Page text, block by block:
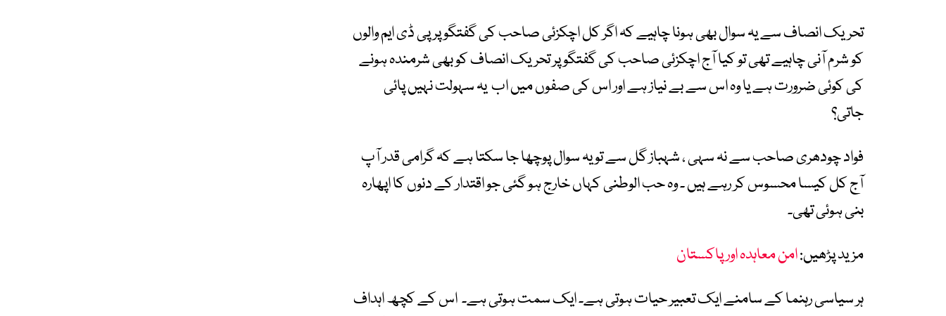
تحریک انصاف سے یہ سوال بھی ہونا چاہیے کہ اگر کل اچکزئی صاحب کی گفتگو پر پی ڈی ایم والوں
کو شرم آنی چاہیے تھی تو کیا آج اچکزئی صاحب کی گفتگو پر تحریک انصاف کو بھی شرمندہ ہونے
کی کوئی ضرورت ہے یا وہ اس سے بے نیاز ہے اور اس کی صفوں میں اب یہ سہولت نہیں پائی
جاتی؟
فواد چودھری صاحب سے نہ سہی ، شہباز گل سے تو یہ سوال پوچھا جا سکتا ہے کہ گرامی قدر آپ
آج کل کیسا محسوس کر رہے ہیں ۔ وہ حب الوطنی کہاں خارج ہو گئی جو اقتدار کے دنوں کا اپھارہ
بنی ہوئی تھی۔
مزید پڑھیں:امن معاہدہ اور پاکستان
ہر سیاسی رہنما کے سامنے ایک تعبیر حیات ہوتی ہے۔ ایک سمت ہوتی ہے۔ اس کے کچھ اہداف